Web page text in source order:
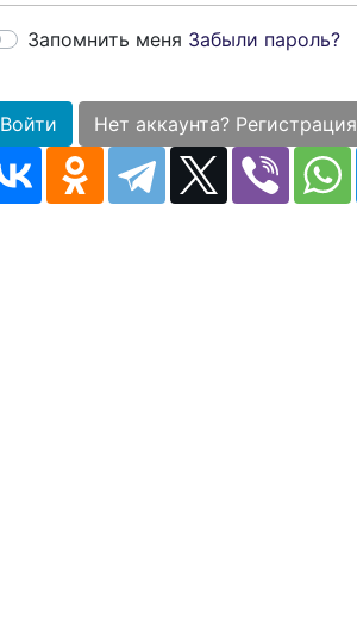
Запомнить меня Забыли пароль?
Войти Нет аккаунта? Регистрация